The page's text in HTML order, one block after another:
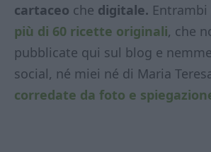
cartaceo che digitale.
più di 60 ricette originali, che
pubblicate qui sul blog e
social, né miei né di Maria
corredate da foto e